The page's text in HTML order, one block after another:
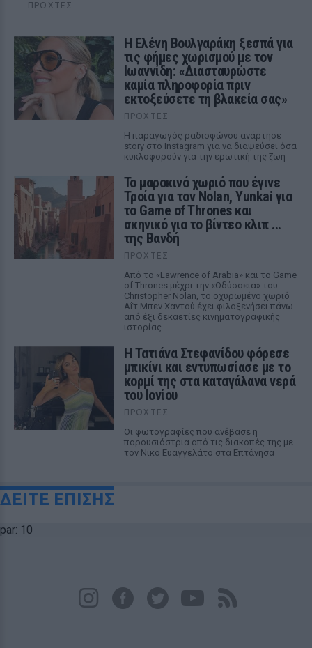
ΠΡΟΧΤΈΣ
Η Ελένη Βουλγαράκη ξεσπά για
τις φήμες χωρισμού με τον
Ιωαννίδη: «Διασταυρώστε
καμία πληροφορία πριν
εκτοξεύσετε τη βλακεία σας»
ΠΡΟΧΤΈΣ
Η παραγωγός ραδιοφώνου ανάρτησε
story στο Instagram για να διαψεύσει όσα
κυκλοφορούν για την ερωτική της ζωή
Το μαροκινό χωριό που έγινε
Τροία για τον Nolan, Yunkai για
το Game of Thrones και
σκηνικό για το βίντεο κλιπ ...
της Βανδή
ΠΡΟΧΤΈΣ
Από το «Lawrence of Arabia» και το Game
of Thrones μέχρι την «Οδύσσεια» του
Christopher Nolan, το οχυρωμένο χωριό
Αΐτ Μπεν Χαντού έχει φιλοξενήσει πάνω
από έξι δεκαετίες κινηματογραφικής
ιστορίας
Η Τατιάνα Στεφανίδου φόρεσε
μπικίνι και εντυπωσίασε με το
κορμί της στα καταγάλανα νερά
του Ιονίου
ΠΡΟΧΤΈΣ
Οι φωτογραφίες που ανέβασε η
παρουσιάστρια από τις διακοπές της με
τον Νίκο Ευαγγελάτο στα Επτάνησα
ΔΕΙΤΕ ΕΠΙΣΗΣ
par: 10